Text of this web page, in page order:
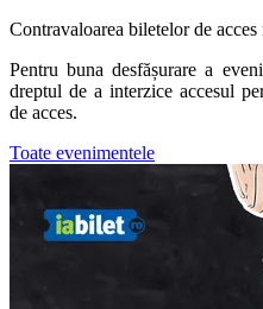
Contravaloarea biletelor de
Pentru buna desfășurare a
dreptul de a interzice accesul
de acces.
Toate evenimentele